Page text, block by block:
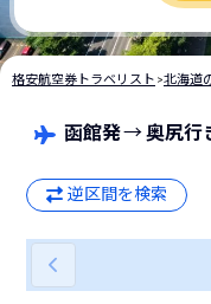
格安航空券トラベリスト >北海道
函館発→奥尻行
逆区間を検索